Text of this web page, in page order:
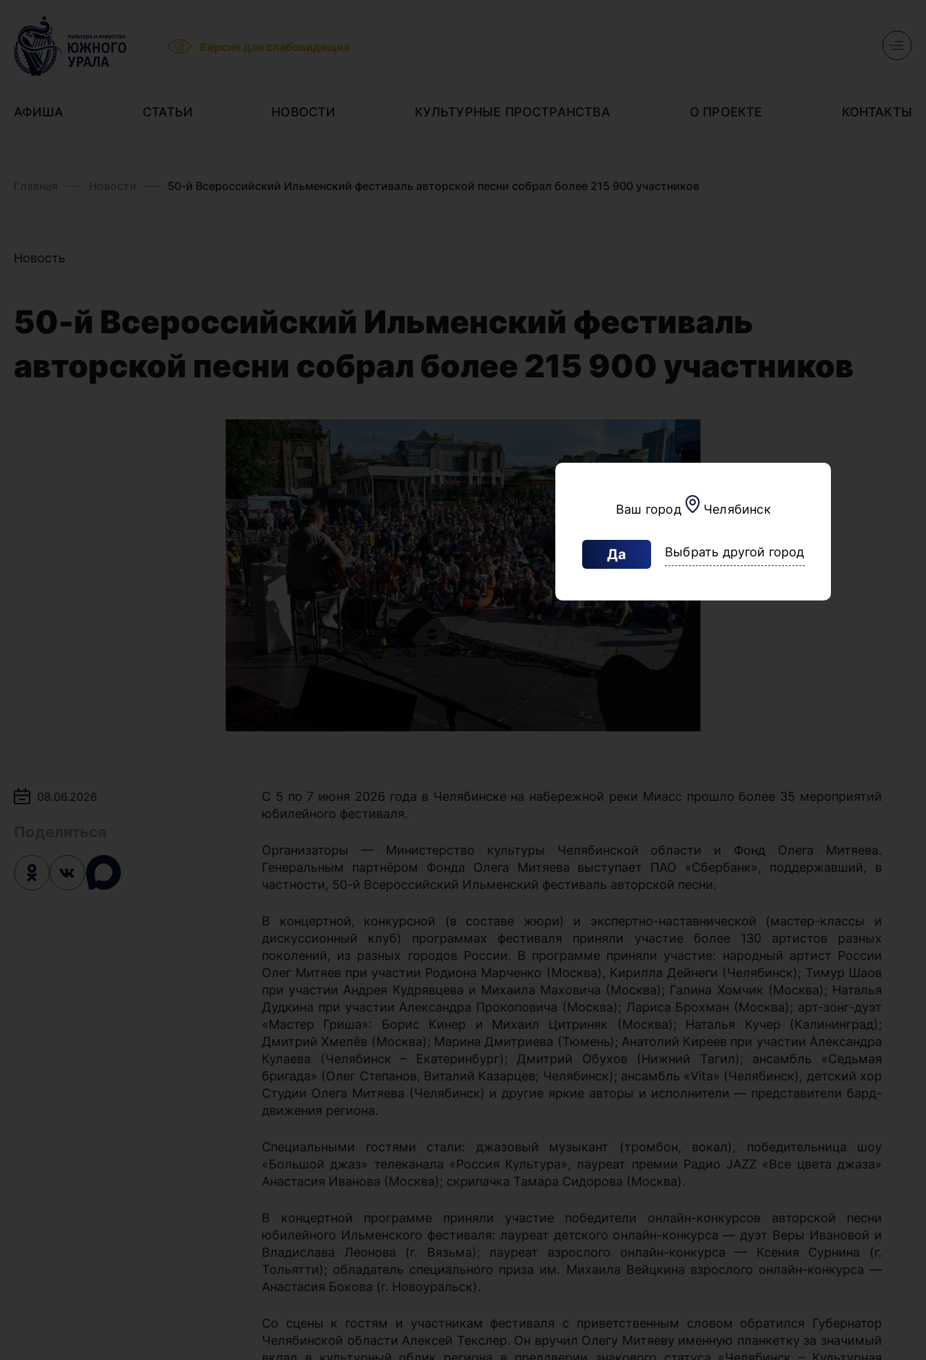
Версия для слабовидящих
Ваш город Челябинск
Да Выбрать другой город
АФИША СТАТЬИ НОВОСТИ КУЛЬТУРНЫЕ ПРОСТРАНСТВА О ПРОЕКТЕ КОНТАКТЫ
Главная Новости 50-й Всероссийский Ильменский фестиваль авторской песни собрал более 215 900 участников
Новость
50-й Всероссийский Ильменский фестиваль
авторской песни собрал более 215 900 участников
08.06.2026
С 5 по 7 июня 2026 года в Челябинске на набережной реки Миасс прошло более 35 мероприятий
юбилейного фестиваля.
Организаторы — Министерство культуры Челябинской области и Фонд Олега Митяева.
Генеральным партнёром Фонда Олега Митяева выступает ПАО «Сбербанк», поддержавший, в
частности, 50-й Всероссийский Ильменский фестиваль авторской песни.
В концертной, конкурсной (в составе жюри) и экспертно-наставнической (мастер-классы и
дискуссионный клуб) программах фестиваля приняли участие более 130 артистов разных
поколений, из разных городов России. В программе приняли участие: народный артист России
Олег Митяев при участии Родиона Марченко (Москва), Кирилла Дейнеги (Челябинск); Тимур Шаов
при участии Андрея Кудрявцева и Михаила Маховича (Москва); Галина Хомчик (Москва); Наталья
Дудкина при участии Александра Прокоповича (Москва); Лариса Брохман (Москва); арт-зонг-дуэт
«Мастер Гриша»: Борис Кинер и Михаил Цитриняк (Москва); Наталья Кучер (Калининград);
Дмитрий Хмелёв (Москва); Марина Дмитриева (Тюмень); Анатолий Киреев при участии Александра
Кулаева (Челябинск – Екатеринбург); Дмитрий Обухов (Нижний Тагил); ансамбль «Седьмая
бригада» (Олег Степанов, Виталий Казарцев; Челябинск); ансамбль «Vita» (Челябинск), детский хор
Студии Олега Митяева (Челябинск) и другие яркие авторы и исполнители — представители бард-
движения региона.
Специальными гостями стали: джазовый музыкант (тромбон, вокал), победительница шоу
«Большой джаз» телеканала «Россия Культура», лауреат премии Радио JAZZ «Все цвета джаза»
Анастасия Иванова (Москва); скрипачка Тамара Сидорова (Москва).
В концертной программе приняли участие победители онлайн-конкурсов авторской песни
юбилейного Ильменского фестиваля: лауреат детского онлайн-конкурса — дуэт Веры Ивановой и
Владислава Леонова (г. Вязьма); лауреат взрослого онлайн-конкурса — Ксения Сурнина (г.
Тольятти); обладатель специального приза им. Михаила Вейцкина взрослого онлайн-конкурса —
Анастасия Бокова (г. Новоуральск).
Со сцены к гостям и участникам фестиваля с приветственным словом обратился Губернатор
Челябинской области Алексей Текслер. Он вручил Олегу Митяеву именную планкетку за значимый